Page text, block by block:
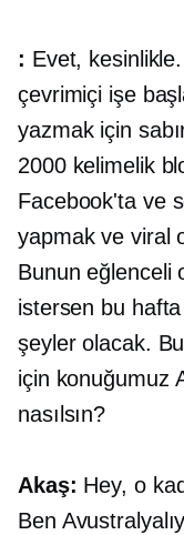
: Evet,
çevrimiçi işe
yazmak için
2000 kelimelik
Facebook'ta ve
yapmak ve viral
Bunun eğlenceli
istersen bu
şeyler olacak.
için konuğumuz
nasılsın?
Akaş: Hey, o
Ben